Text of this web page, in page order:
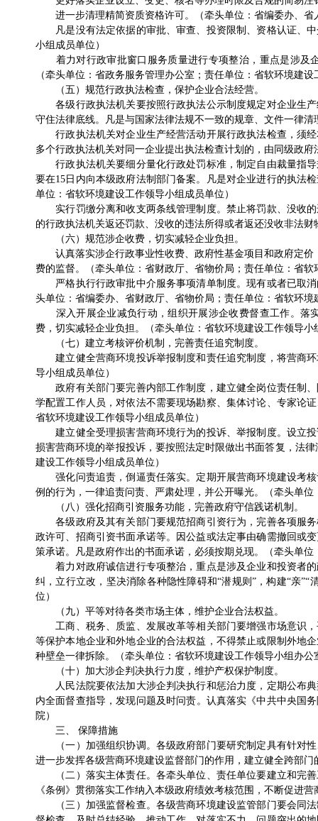
进一步清理精简资质资格许可。（牵头单位：省编委办、省
凡是没有法定依据的审批、审查、投资限制、资格认证、中
小组成员单位）
着力对行政审批窗口服务质量进行专项整治，重点是涉及
（牵头单位：省政务服务管理办公室；责任单位：省软环境建
（五）规范行政执法检查，保护企业合法经营。
各级行政执法机关要按照行政执法公示制度规定对企业生产
守住法律底线。凡是与国家法律法规不一致的规章、文件一律
行政执法机关对企业生产经营活动开展行政执法检查，须经
多个行政执法机关对同一企业提出执法检查计划的，由同级政
行政执法机关要细分量化行政处罚标准，制定自由裁量指导
要在15日内向本级政府法制部门备案。凡是对企业进行的执法
单位：省软环境建设工作领导小组成员单位）
实行罚缴分离和收支两条线管理制度。禁止将罚款、没收的
的行政执法机关返还罚款、没收的违法所得或者返还没收非法
（六）规范涉企收费，切实减轻企业负担。
认真落实涉企行政事业性收费、政府性基金项目和政府定价
费的监督。（牵头单位：省财政厅、省物价局；责任单位：省
严格执行行政审批中介服务事项清单制度。现有或者已取消
头单位：省编委办、省财政厅、省物价局；责任单位：省软环
深入开展企业减负行动，组织开展涉企收费督查工作。落
费，切实减轻企业负担。（牵头单位：省软环境建设工作领导
（七）建立考核评价机制，完善责任追究制度。
建立健全营商环境投诉举报制度和责任追究制度，将营商环
导小组成员单位）
政府有关部门要完善内部工作制度，建立健全岗位责任制、
学配置工作人员，对依法不需要现场勘察、集体讨论、专家论
省软环境建设工作领导小组成员单位）
建立健全受理损害营商环境行为的投诉、举报制度。设立投
损害营商环境的举报投诉，要按照法定时限做出书面答复，法
建设工作领导小组成员单位）
强化问责追责，倒逼责任落实。定期开展营商环境建设考核
例的行为，一律追责问责、严肃处理，并公开曝光。（牵头单
（八）强化招商引资服务功能，完善政府守信践诺机制。
各级政府及其有关部门要规范招商引资行为，完善各项服务
政许可、招商引资书面承诺等。因公益或法定事由确需撤回或
策承诺。凡是政府作出的书面承诺，必须按期兑现。（牵头单
着力对政府诚信进行专项整治，重点是涉及企业和投资者的
纠，立行立改，坚决消除各种隐性障碍和“潜规则”，构建“亲
位）
（九）平等对待各类市场主体，维护企业合法权益。
工商、税务、质监、发展改革等相关部门要增强市场意识，
等保护本地企业和外地企业的合法权益，不得禁止或限制外地
种壁垒一律拆除。（牵头单位：省软环境建设工作领导小组办
（十）加大涉企判决执行力度，维护产权保护制度。
人民法院要依法加大涉企判决执行和惩治力度，定期公布典
内全面督查指导，发现问题及时问责。认真落实《中共中央国
院）
三、 保障措施
（一）加强组织协调。各级政府部门要研究制定具有针对性
进一步发挥各级营商环境建设监督部门的作用，建立健全跨部
（二）落实主体责任。各牵头单位、责任单位要建立和完善
《条例》贯彻落实工作纳入本级政府绩效考核范围，不断促进营
（三）加强监督检查。各级营商环境建设监管部门要会同法